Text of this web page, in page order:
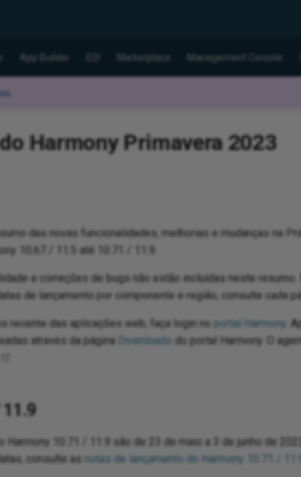
App Builder Marketplace Management Console
Harmony Primavera 2023
das novas funcionalidades, melhorias e mudanças na
10.67 / 11.5 até 10.71 / 11.9.
e correções de bugs não estão incluídas neste resumo.
de lançamento por componente e região, consulte cada
recente das aplicações web, faça login no portal Harmony .
através da página
Downloads do portal Harmony. O
Harmony 10.71 / 11.9 são de 23 de maio a 3 de junho de
consulte as notas de lançamento do Harmony 10.71 /